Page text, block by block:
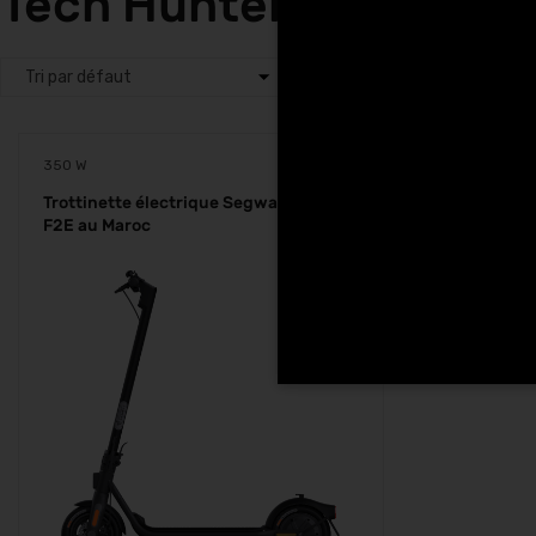
350 W
Trottinette électrique Segway Ninebot
F2E au Maroc